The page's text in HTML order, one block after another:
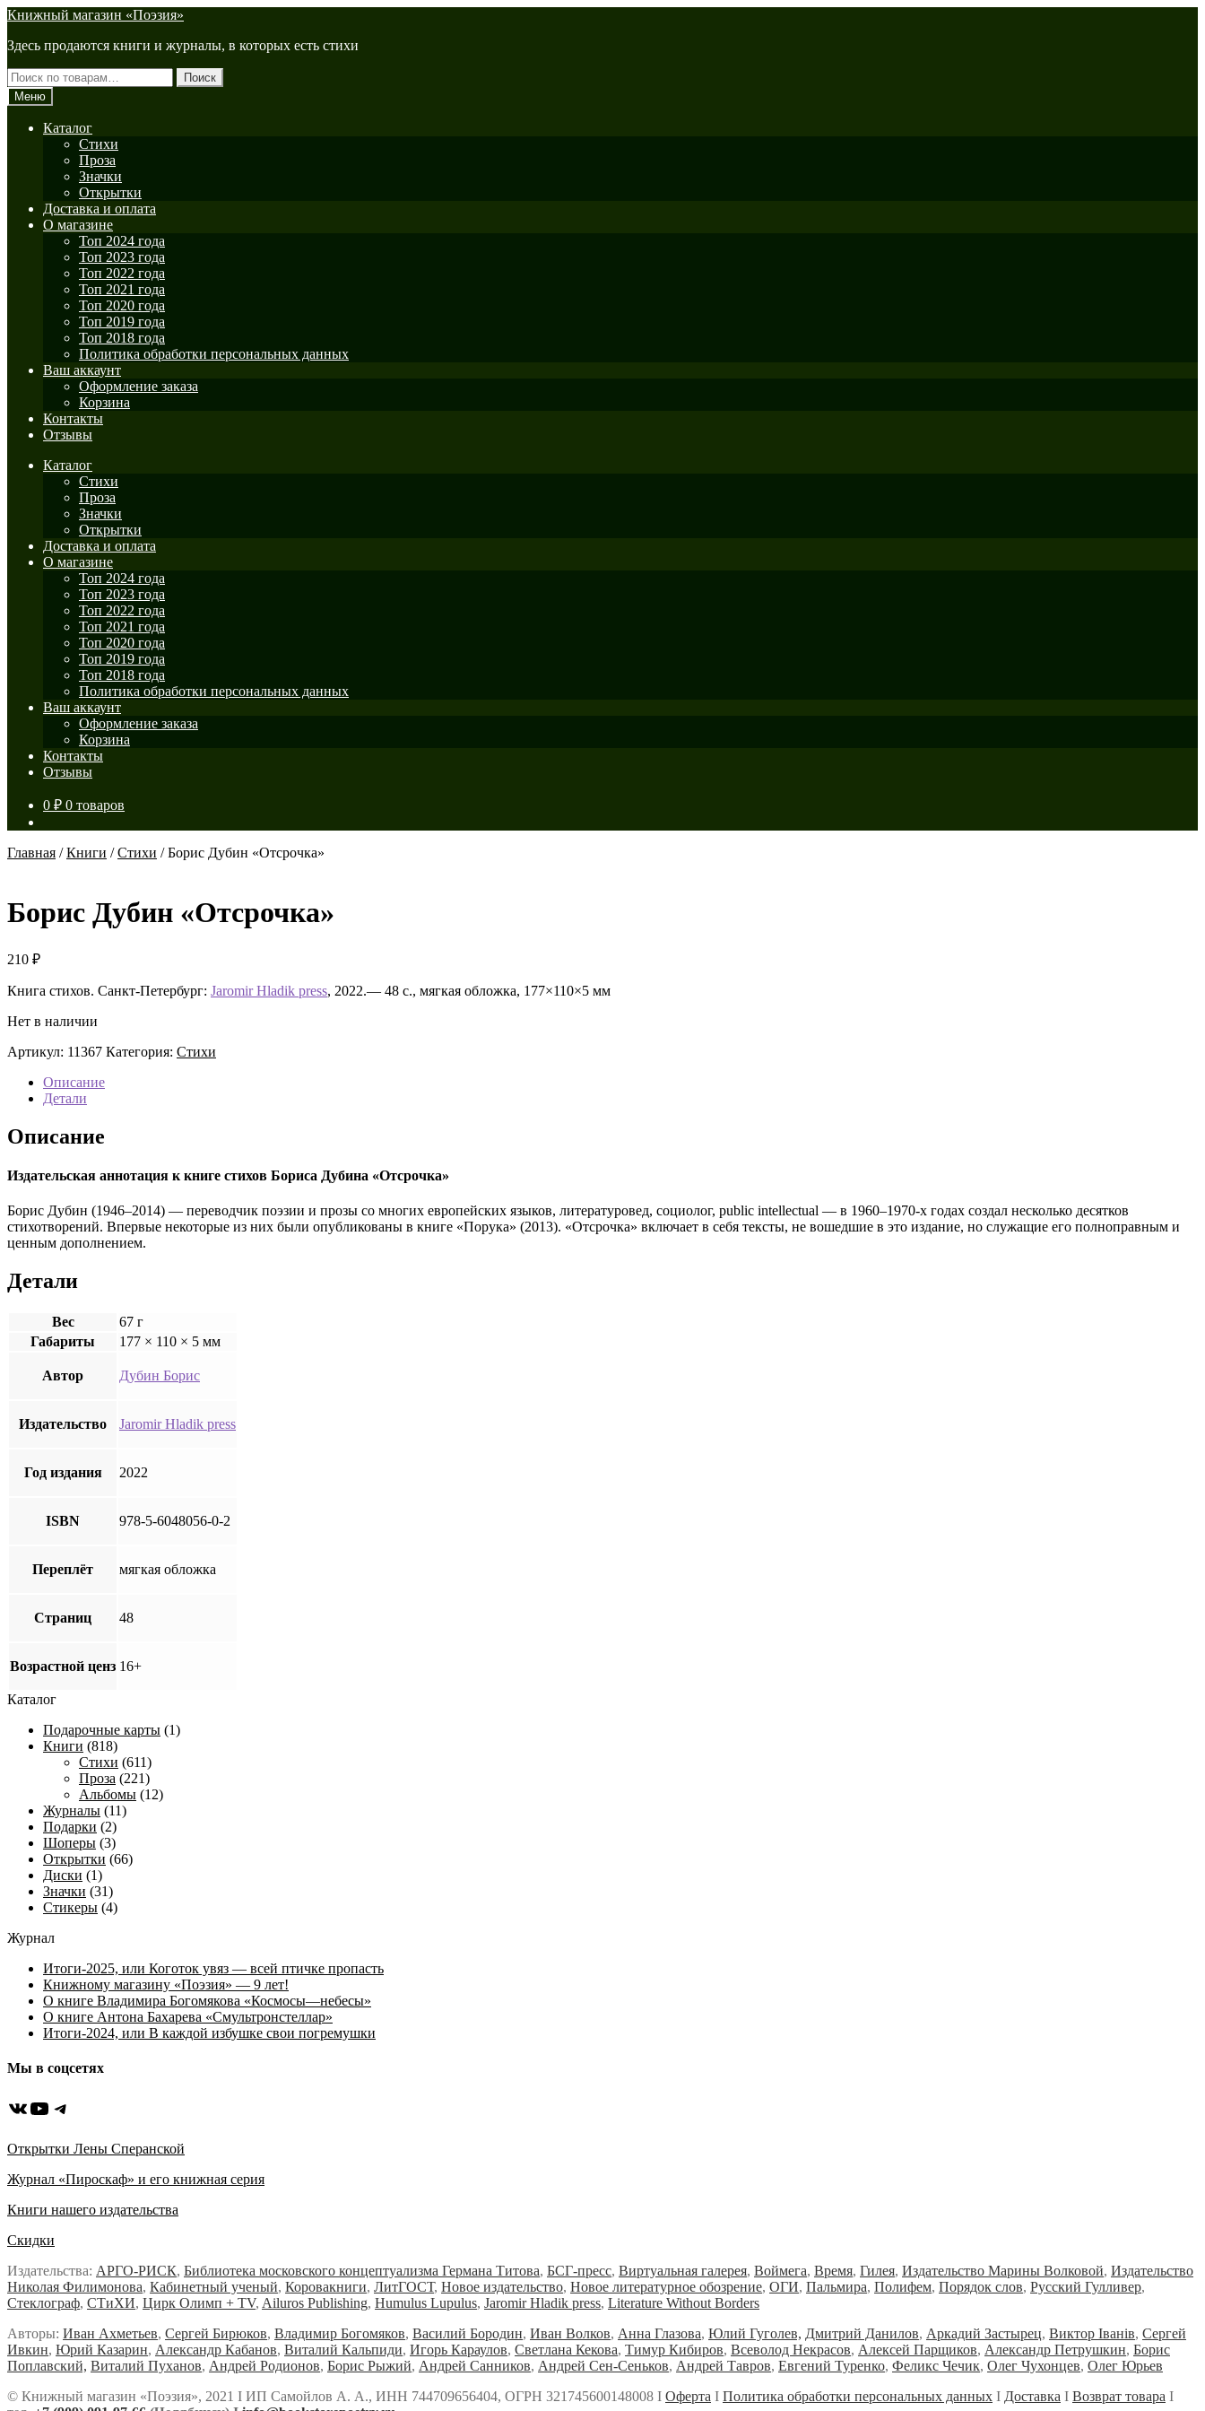
Перейти
навигации
Перейти
содержимому
Книжный магазин «Поэзия»
Здесь продаются книги и журналы, в которых есть стихи
Искать:
Поиск
Меню
Каталог
Стихи
Проза
Значки
Открытки
Доставка и оплата
О магазине
Топ 2024 года
Топ 2023 года
Топ 2022 года
Топ 2021 года
Топ 2020 года
Топ 2019 года
Топ 2018 года
Политика обработки персональных данных
Ваш аккаунт
Оформление заказа
Корзина
Контакты
Отзывы
Каталог
Стихи
Проза
Значки
Открытки
Доставка и оплата
О магазине
Топ 2024 года
Топ 2023 года
Топ 2022 года
Топ 2021 года
Топ 2020 года
Топ 2019 года
Топ 2018 года
Политика обработки персональных данных
Ваш аккаунт
Оформление заказа
Корзина
Контакты
Отзывы
0 ₽ 0 товаров
Главная /Книги /Стихи /Борис Дубин «Отсрочка»
Борис Дубин «Отсрочка»
210 ₽
Книга стихов. Санкт-Петербург: Jaromir Hladik press, 2022.— 48 с., мягкая обложка, 177×110×5 мм
Нет в наличии
Артикул: 11367 Категория: Стихи
Описание
Детали
Описание
Издательская аннотация к книге стихов Бориса Дубина «Отсрочка»
Борис Дубин (1946–2014) — переводчик поэзии и прозы со многих европейских языков, литературовед, социолог, public intellectual — в 1960–1970-х годах создал несколько десятков
стихотворений. Впервые некоторые из них были опубликованы в книге «Порука» (2013). «Отсрочка» включает в себя тексты, не вошедшие в это издание, но служащие его полноправным и
ценным дополнением.
Детали
Вес
67 г
Габариты
177 × 110 × 5 мм
Автор Дубин Борис
Издательство Jaromir Hladik press
Год издания 2022
ISBN 978-5-6048056-0-2
Переплёт мягкая обложка
Страниц 48
Возрастной ценз 16+
Каталог
Подарочные карты (1)
Книги (818)
Стихи (611)
Проза (221)
Альбомы (12)
Журналы (11)
Подарки (2)
Шоперы (3)
Открытки (66)
Диски (1)
Значки (31)
Стикеры (4)
Журнал
Итоги-2025, или Коготок увяз — всей птичке пропасть
Книжному магазину «Поэзия» — 9 лет!
О книге Владимира Богомякова «Космосы—небесы»
О книге Антона Бахарева «Смультронстеллар»
Итоги-2024, или В каждой избушке свои погремушки
Мы в соцсетях
ВКонтакте
YouTube
Telegram
Открытки Лены Сперанской
Журнал «Пироскаф» и его книжная серия
Книги нашего издательства
Скидки
Издательства: АРГО-РИСК, Библиотека московского концептуализма Германа Титова, БСГ-пресс, Виртуальная галерея, Воймега, Время, Гилея, Издательство Марины Волковой, Издательство
Николая Филимонова, Кабинетный ученый, Коровакниги, ЛитГОСТ, Новое издательство, Новое литературное обозрение, ОГИ, Пальмира, Полифем, Порядок слов, Русский Гулливер,
Стеклограф, СТиХИ, Цирк Олимп + TV, Ailuros Publishing, Humulus Lupulus, Jaromir Hladik press, Literature Without Borders
Авторы: Иван Ахметьев, Сергей Бирюков, Владимир Богомяков, Василий Бородин, Иван Волков, Анна Глазова, Юлий Гуголев, Дмитрий Данилов, Аркадий Застырец, Виктор Iванiв, Сергей
Ивкин, Юрий Казарин, Александр Кабанов, Виталий Кальпиди, Игорь Караулов, Светлана Кекова, Тимур Кибиров, Всеволод Некрасов, Алексей Парщиков, Александр Петрушкин, Борис
Поплавский, Виталий Пуханов, Андрей Родионов, Борис Рыжий, Андрей Санников, Андрей Сен-Сеньков, Андрей Тавров, Евгений Туренко, Феликс Чечик, Олег Чухонцев, Олег Юрьев
© Книжный магазин «Поэзия», 2021 Ι ИП Самойлов А. А., ИНН 744709656404, ОГРН 321745600148008 Ι Оферта Ι Политика обработки персональных данных Ι Доставка Ι Возврат товара Ι